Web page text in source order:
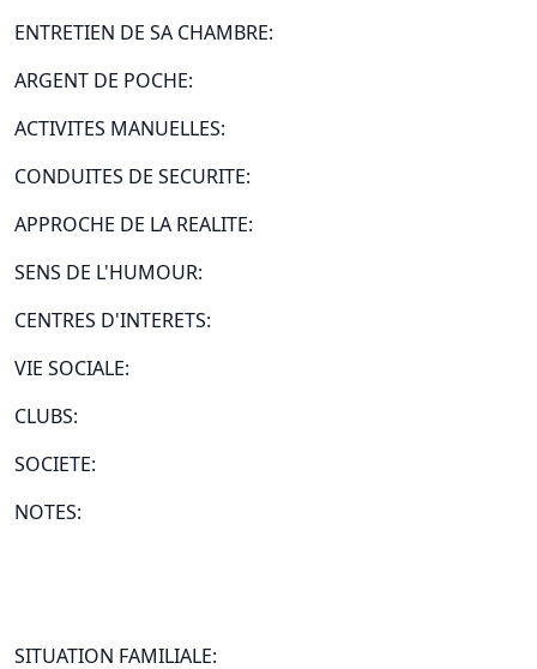
ENTRETIEN DE SA CHAMBRE:
ARGENT DE POCHE:
ACTIVITES MANUELLES:
CONDUITES DE SECURITE:
APPROCHE DE LA REALITE:
SENS DE L'HUMOUR:
CENTRES D'INTERETS:
VIE SOCIALE:
CLUBS:
SOCIETE:
NOTES:
SITUATION FAMILIALE: